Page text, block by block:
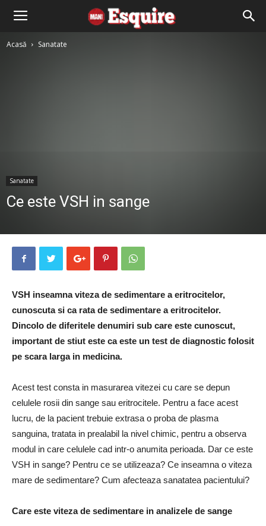
Acasă Sanatate
Sanatate
Ce este VSH in sange
VSH inseamna viteza de sedimentare a eritrocitelor,
cunoscuta si ca rata de sedimentare a eritrocitelor.
Dincolo de diferitele denumiri sub care este cunoscut,
important de stiut este ca este un test de diagnostic folosit
pe scara larga in medicina.
Acest test consta in masurarea vitezei cu care se depun
celulele rosii din sange sau eritrocitele. Pentru a face acest
lucru, de la pacient trebuie extrasa o proba de plasma
sanguina, tratata in prealabil la nivel chimic, pentru a observa
modul in care celulele cad intr-o anumita perioada. Dar ce este
VSH in sange? Pentru ce se utilizeaza? Ce inseamna o viteza
mare de sedimentare? Cum afecteaza sanatatea pacientului?
Care este viteza de sedimentare in analizele de sange